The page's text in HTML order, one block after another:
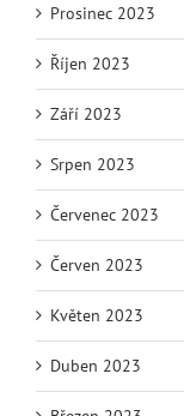
Prosinec 2023
Říjen 2023
Září 2023
Srpen 2023
Červenec 2023
Červen 2023
Květen 2023
Duben 2023